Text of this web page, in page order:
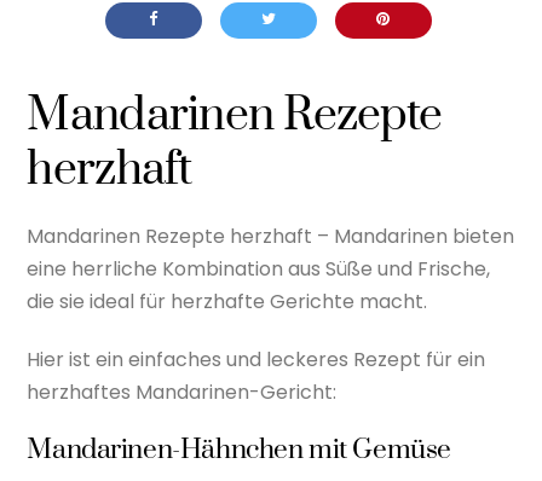
Mandarinen Rezepte
herzhaft
Mandarinen Rezepte herzhaft – Mandarinen bieten
eine herrliche Kombination aus Süße und Frische,
die sie ideal für herzhafte Gerichte macht.
Hier ist ein einfaches und leckeres Rezept für ein
herzhaftes Mandarinen-Gericht:
Mandarinen-Hähnchen mit Gemüse